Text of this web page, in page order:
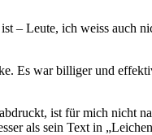
– Leute, ich weiss auch
Es war billiger und
ist für mich nicht
als sein Text in